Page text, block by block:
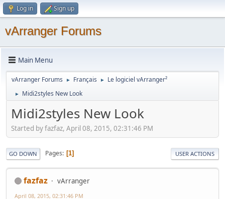
Log in Sign up
vArranger Forums
Main Menu
vArranger Forums ► Français ► Le logiciel vArranger²
► Midi2styles New Look
Midi2styles New Look
Started by fazfaz, April 08, 2015, 02:31:46 PM
GO DOWN Pages 1 USER ACTIONS
fazfaz vArranger
April 08, 2015, 02:31:46 PM